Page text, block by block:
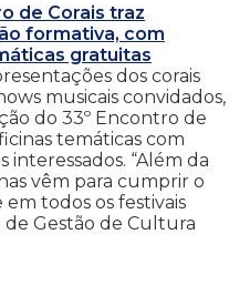
de Corais traz
formativa, com
gratuitas
dos corais
musicais convidados,
do 33º Encontro de
temáticas com
interessados. “Além da
vêm para cumprir o
todos os festivais
Gestão de Cultura